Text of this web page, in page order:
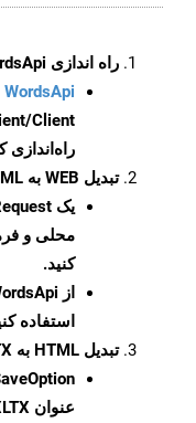
راه اندازی WordsApi و CellsApi
WordsApi
راه‌اندازی
تبدیل WEB به HTML با WordsApi
یک
کنید.
استفاده
تبدیل HTML به XLTX با CellsApi
عنوان XLTX راه اندازی کنید